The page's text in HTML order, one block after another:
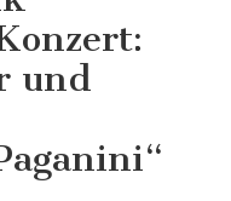
und